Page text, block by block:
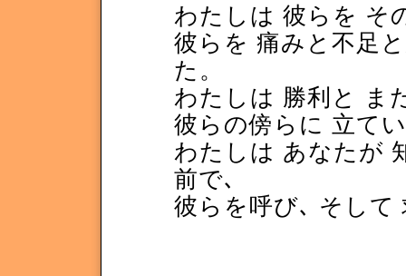
わたしは 彼らを そ
彼らを 痛みと不足
た。
わたしは 勝利と ま
彼らの傍らに 立て
わたしは あなたが
前で､
彼らを呼び､ そし